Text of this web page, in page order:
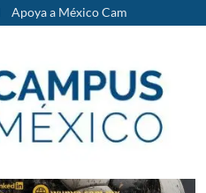
Apoya a México Cam